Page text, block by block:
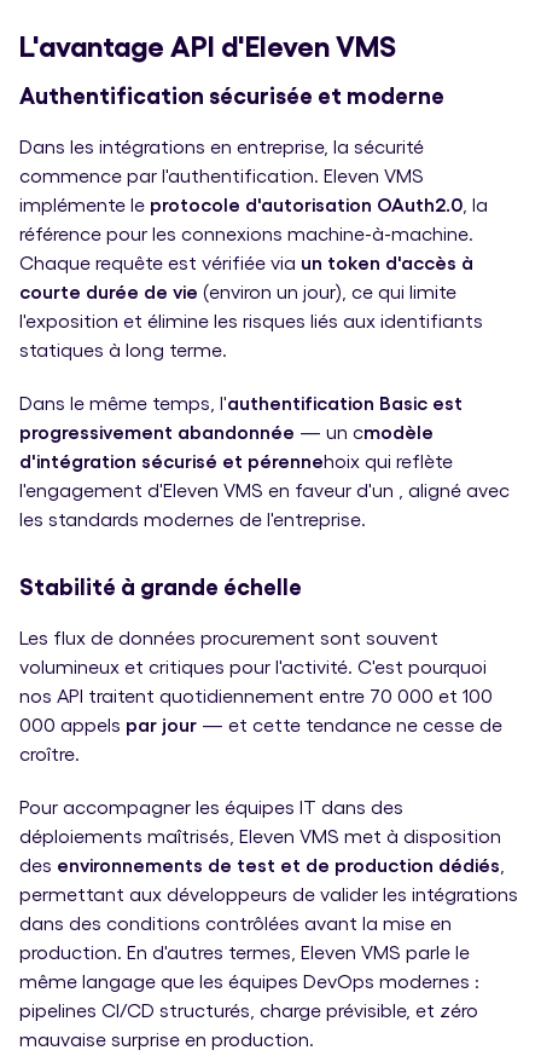
L'avantage API d'Eleven VMS
Authentification sécurisée et moderne
Dans les intégrations en entreprise, la sécurité
commence par l'authentification. Eleven VMS
implémente le protocole d'autorisation OAuth2.0 , la
référence pour les connexions machine-à-machine.
Chaque requête est vérifiée via un token d'accès à
courte durée de vie (environ un jour), ce qui limite
l'exposition et élimine les risques liés aux identifiants
statiques à long terme.
Dans le même temps, l'authentification Basic est
progressivement abandonnée — un cmodèle
d'intégration sécurisé et pérennehoix qui reflète
l'engagement d'Eleven VMS en faveur d'un , aligné avec
les standards modernes de l'entreprise.
Stabilité à grande échelle
Les flux de données procurement sont souvent
volumineux et critiques pour l'activité. C'est pourquoi
nos API traitent quotidiennement entre 70 000 et 100
000 appels par jour — et cette tendance ne cesse de
croître.
Pour accompagner les équipes IT dans des
déploiements maîtrisés, Eleven VMS met à disposition
des environnements de test et de production dédiés
permettant aux développeurs de valider les intégrations
dans des conditions contrôlées avant la mise en
production. En d'autres termes, Eleven VMS parle le
même langage que les équipes DevOps modernes :
pipelines CI/CD structurés, charge prévisible, et zéro
mauvaise surprise en production.